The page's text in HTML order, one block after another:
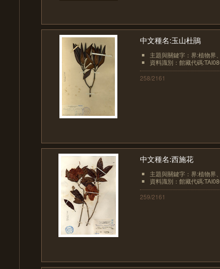
中文種名:玉山杜鵑
主題與關鍵字：界:植物界
資料識別：館藏代碼
258/2161
中文種名:西施花
主題與關鍵字：界:植物界
資料識別：館藏代碼
259/2161